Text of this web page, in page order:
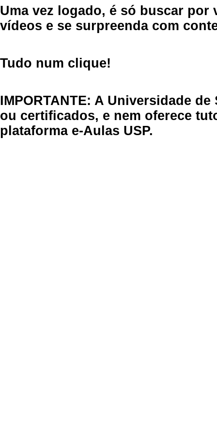
Uma vez logado, é só buscar por
vídeos e se surpreenda com
Tudo num clique!
IMPORTANTE: A Universidade
ou certificados, e nem oferece
plataforma e-Aulas USP.